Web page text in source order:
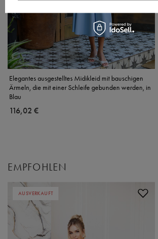
Elegantes ausgestelltes Midikleid mit bauschigen
Ärmeln, die mit einer Schleife gebunden werden, in
Blau
116,02 €
EMPFOHLEN
AUSVERKAUFT